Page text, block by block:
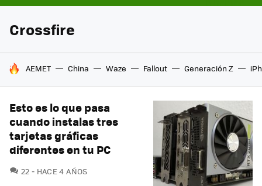
Crossfire
HOY SE HABLA DE
AEMET China Waze Fallout Generación Z
Esto es lo que pasa
cuando instalas tres
tarjetas gráficas
diferentes en tu PC
22 COMENTARIOS
HACE 4 AÑOS